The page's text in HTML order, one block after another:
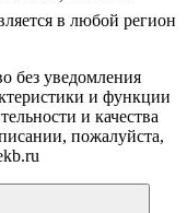
в любой регион
без уведомления
и функции
и качества
пожалуйста,